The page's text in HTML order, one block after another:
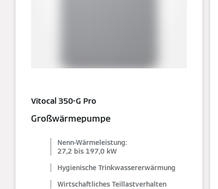
Vitocal 350-G Pro
Großwärmepumpe
Nenn-Wärmeleistung:
27,2 bis 197,0 kW
Hygienische Trinkwassererwärmung
Wirtschaftliches Teillastverhalten